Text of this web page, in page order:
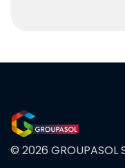
© 2026 GROUPASOL